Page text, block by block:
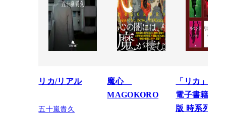
リカ/リアル
五十嵐貴久
魔心
MAGOKORO
「リカ」シ
電子書籍限
版 時系列順